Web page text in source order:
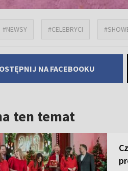
#NEWSY #CELEBRYCI
NA FACEBOOKU
ten temat